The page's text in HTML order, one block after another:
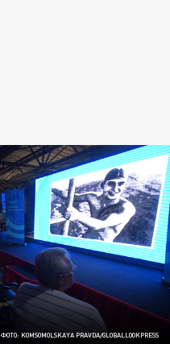
ФОТО: KOMSOMOLSKAYA PRAVDA/GLOBALLOOKPRESS